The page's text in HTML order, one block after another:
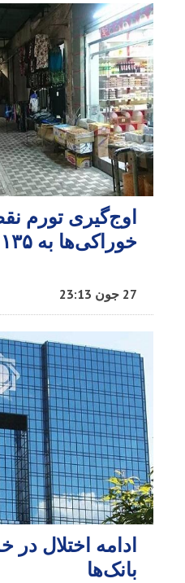
اوج‌گیری تورم
خوراکی‌ها به ۱۳۵ درصد
27 جون 23:13
ادامه اختلال در
بانک‌ها